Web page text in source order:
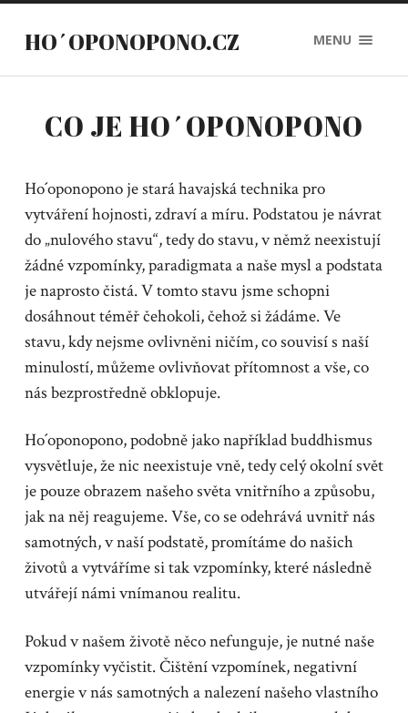
HO´OPONOPONO.CZ MENU
CO JE HO´OPONOPONO
Ho´oponopono je stará havajská technika pro
vytváření hojnosti, zdraví a míru. Podstatou je návrat
do „nulového stavu“, tedy do stavu, v němž neexistují
žádné vzpomínky, paradigmata a naše mysl a podstata
je naprosto čistá. V tomto stavu jsme schopni
dosáhnout téměř čehokoli, čehož si žádáme. Ve
stavu, kdy nejsme ovlivněni ničím, co souvisí s naší
minulostí, můžeme ovlivňovat přítomnost a vše, co
nás bezprostředně obklopuje.
Ho´oponopono, podobně jako například buddhismus
vysvětluje, že nic neexistuje vně, tedy celý okolní svět
je pouze obrazem našeho světa vnitřního a způsobu,
jak na něj reagujeme. Vše, co se odehrává uvnitř nás
samotných, v naší podstatě, promítáme do našich
životů a vytváříme si tak vzpomínky, které následně
utvářejí námi vnímanou realitu.
Pokud v našem životě něco nefunguje, je nutné naše
vzpomínky vyčistit. Čištění vzpomínek, negativní
energie v nás samotných a nalezení našeho vlastního